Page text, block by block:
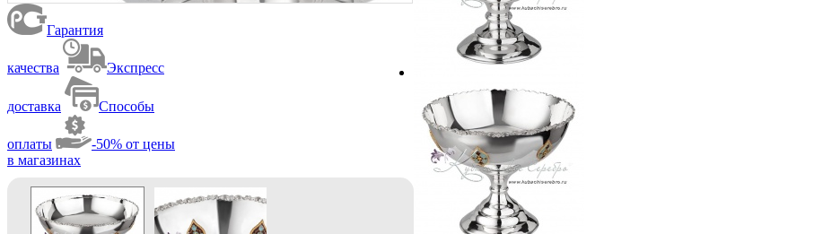
Гарантия
качества Экспресс
доставка Способы
оплаты
-50% от цены
в магазинах